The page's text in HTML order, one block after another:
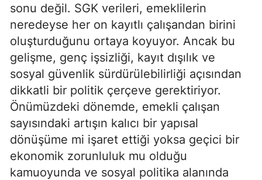
sonu değil. SGK verileri, emeklilerin
neredeyse her on kayıtlı çalışandan birini
oluşturduğunu ortaya koyuyor. Ancak bu
gelişme, genç işsizliği, kayıt dışılık ve
sosyal güvenlik sürdürülebilirliği açısından
dikkatli bir politik çerçeve gerektiriyor.
Önümüzdeki dönemde, emekli çalışan
sayısındaki artışın kalıcı bir yapısal
dönüşüme mi işaret ettiği yoksa geçici bir
ekonomik zorunluluk mu olduğu
kamuoyunda ve sosyal politika alanında